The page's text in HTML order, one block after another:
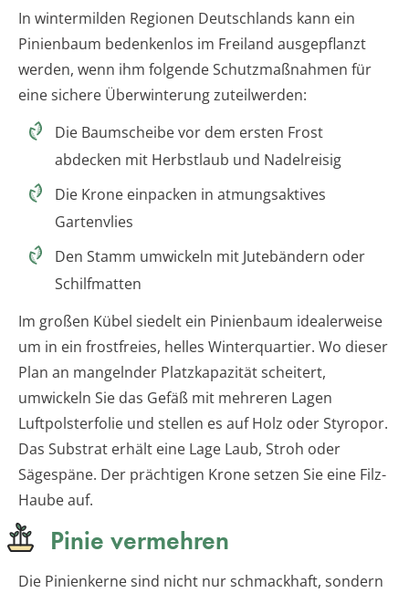
In wintermilden Regionen Deutschlands kann ein
Pinienbaum bedenkenlos im Freiland ausgepflanzt
werden, wenn ihm folgende Schutzmaßnahmen für
eine sichere Überwinterung zuteilwerden:
Die Baumscheibe vor dem ersten Frost
abdecken mit Herbstlaub und Nadelreisig
Die Krone einpacken in atmungsaktives
Gartenvlies
Den Stamm umwickeln mit Jutebändern oder
Schilfmatten
Im großen Kübel siedelt ein Pinienbaum idealerweise
um in ein frostfreies, helles Winterquartier. Wo dieser
Plan an mangelnder Platzkapazität scheitert,
umwickeln Sie das Gefäß mit mehreren Lagen
Luftpolsterfolie und stellen es auf Holz oder Styropor.
Das Substrat erhält eine Lage Laub, Stroh oder
Sägespäne. Der prächtigen Krone setzen Sie eine Filz-
Haube auf.
Pinie vermehren
Die Pinienkerne sind nicht nur schmackhaft, sondern